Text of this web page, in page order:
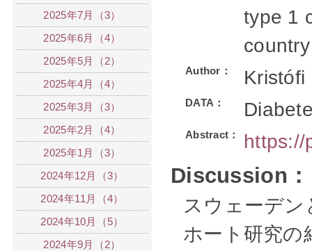
type 1
Author： Kristófi
DATA：
Abstract： https://
Discussion：
スウェーデ
ホート研究の
2025年7月（3）
2025年6月（4）
2025年5月（2）
2025年4月（4）
2025年3月（3）
2025年2月（4）
2025年1月（3）
2024年12月（3）
2024年11月（4）
2024年10月（5）
2024年9月（2）